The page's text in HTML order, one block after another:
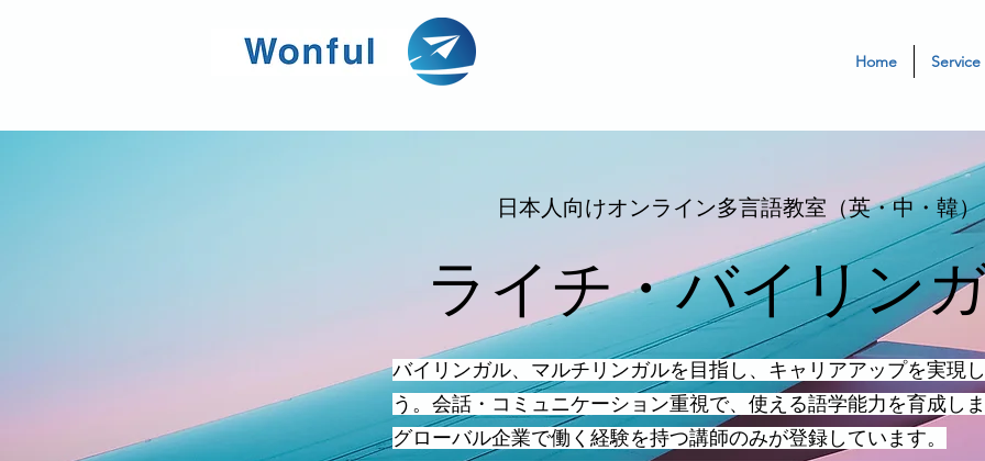
Home Service
日本人向けオンライン多言語教室（英・中・韓）
ライチ・バイリン
バイリンガル、マルチリンガルを目指し、キャリアアップを実現
う。会話・コミュニケーション重視で、使える語学能力を育成し
グローバル企業で働く経験を持つ講師のみが登録しています。